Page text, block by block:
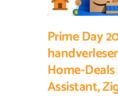
Prime Day
Home-
Assistant,